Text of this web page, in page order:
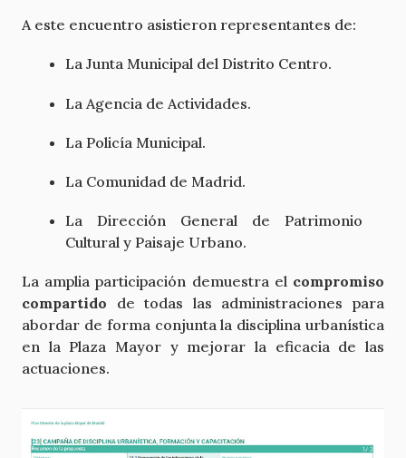
A este encuentro asistieron representantes de:
La Junta Municipal del Distrito Centro.
La Agencia de Actividades.
La Policía Municipal.
La Comunidad de Madrid.
La Dirección General de Patrimonio
Cultural y Paisaje Urbano.
La amplia participación demuestra el compromiso
compartido de todas las administraciones para
abordar de forma conjunta la disciplina urbanística
en la Plaza Mayor y mejorar la eficacia de las
actuaciones.